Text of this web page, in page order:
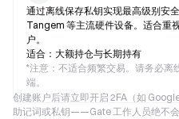
通过离线保存私钥实现最高级别安
Tangem 等主流硬件设备。适合重
户。
适合：大额持仓与长期持有
*注意：不适合频繁交易。请务必离
端。
创建账户后请立即开启 2FA（如
助记词或私钥——Gate 工作人员绝不